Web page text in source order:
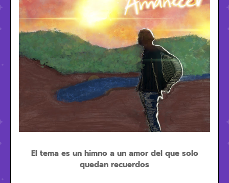
El tema es un himno a un amor del que solo
quedan recuerdos